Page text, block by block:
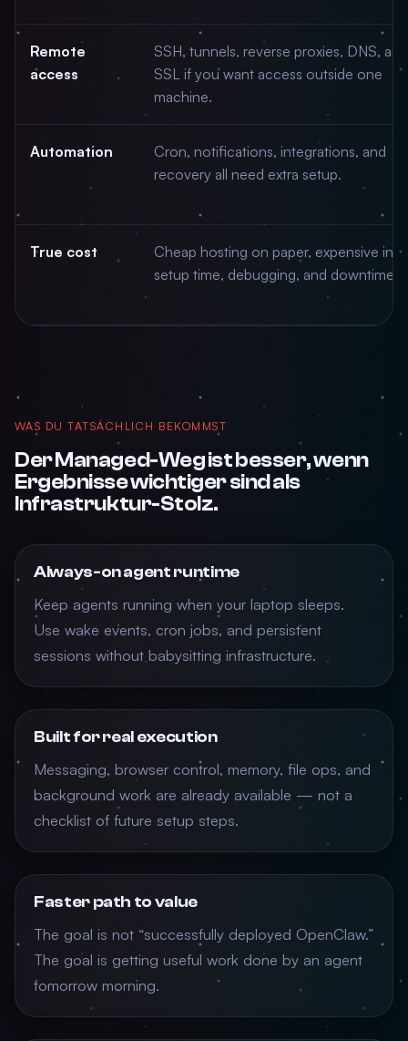
Remote
access
SSH, tunnels, reverse proxies, DNS, and
SSL if you want access outside one
machine.
Automation
Cron, notifications, integrations, and
recovery all need extra setup.
True cost
Cheap hosting on paper, expensive in
setup time, debugging, and downtime.
WAS DU TATSÄCHLICH BEKOMMST
Der Managed-Weg ist besser, wenn
Ergebnisse wichtiger sind als
Infrastruktur-Stolz.
Always-on agent runtime
Keep agents running when your laptop sleeps.
Use wake events, cron jobs, and persistent
sessions without babysitting infrastructure.
Built for real execution
Messaging, browser control, memory, file ops, and
background work are already available — not a
checklist of future setup steps.
Faster path to value
The goal is not “successfully deployed OpenClaw.”
The goal is getting useful work done by an agent
tomorrow morning.